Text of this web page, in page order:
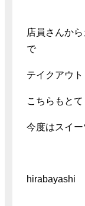
店員さんか
で
テイクアウト
こちらもと
今度はスイー
hirabayashi